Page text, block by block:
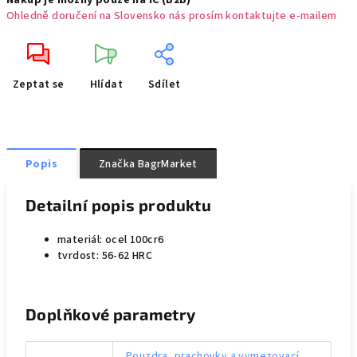
Ohledně doručení na Slovensko nás prosím kontaktujte e-mailem
Zeptat se Hlídat Sdílet
Popis Značka BagrMarket
Detailní popis produktu
materiál: ocel 100cr6
tvrdost: 56-62 HRC
Doplňkové parametry